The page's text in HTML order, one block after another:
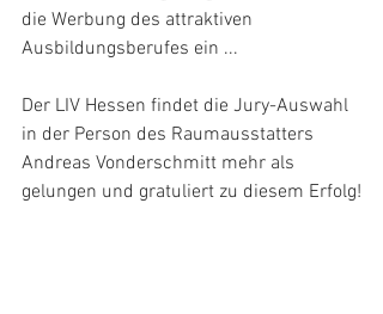
die Werbung des attraktiven
Ausbildungsberufes ein ...
Der LIV Hessen findet die Jury-Auswahl
in der Person des Raumausstatters
Andreas Vonderschmitt mehr als
gelungen und gratuliert zu diesem Erfolg!